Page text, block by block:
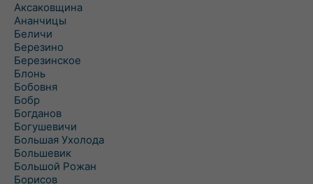
Аксаковщина
Ананчицы
Беличи
Березино
Березинское
Блонь
Бобовня
Бобр
Богданов
Богушевичи
Большая Ухолода
Большевик
Большой Рожан
Борисов